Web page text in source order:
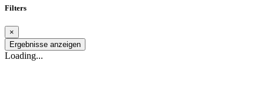
Filters
×
Ergebnisse anzeigen
Loading...